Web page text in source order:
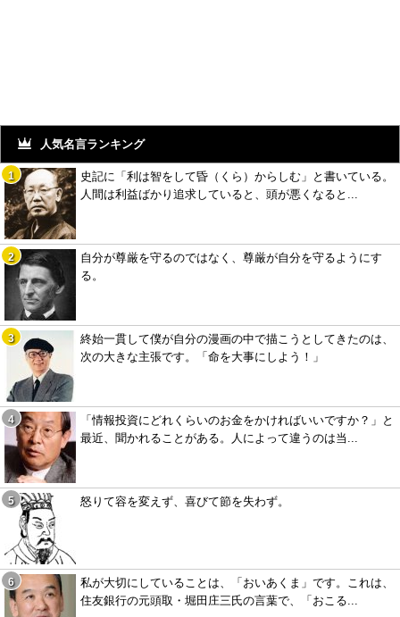
人気名言ランキング
史記に「利は智をして昏（くら）からしむ」と書いている。
人間は利益ばかり追求していると、頭が悪くなると...
自分が尊厳を守るのではなく、尊厳が自分を守るようにす
る。
終始一貫して僕が自分の漫画の中で描こうとしてきたのは、
次の大きな主張です。「命を大事にしよう！」
「情報投資にどれくらいのお金をかければいいですか？」と
最近、聞かれることがある。人によって違うのは当...
怒りて容を変えず、喜びて節を失わず。
私が大切にしていることは、「おいあくま」です。これは、
住友銀行の元頭取・堀田庄三氏の言葉で、「おこる...